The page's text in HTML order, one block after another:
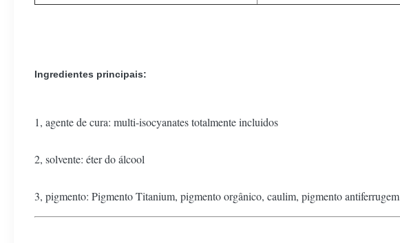
Ingredientes principais:
1, agente de cura: multi-isocyanates totalmente incluidos
2, solvente: éter do álcool
3, pigmento: Pigmento Titanium, pigmento orgânico, caulim, pigmento antiferrugem